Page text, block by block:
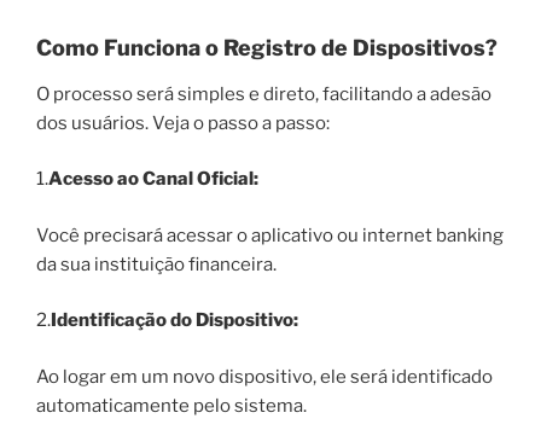
Como Funciona o Registro de Dispositivos?
O processo será simples e direto, facilitando a adesão
dos usuários. Veja o passo a passo:
1.Acesso ao Canal Oficial:
Você precisará acessar o aplicativo ou internet banking
da sua instituição financeira.
2.Identificação do Dispositivo:
Ao logar em um novo dispositivo, ele será identificado
automaticamente pelo sistema.